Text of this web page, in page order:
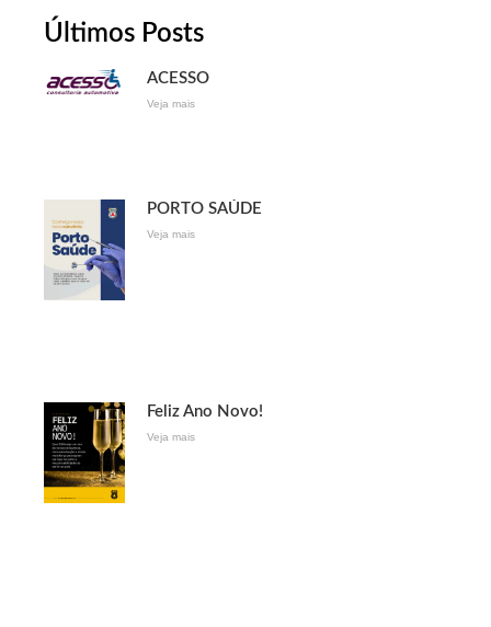
Últimos Posts
ACESSO
Veja mais
PORTO SAÚDE
Veja mais
Feliz Ano Novo!
Veja mais